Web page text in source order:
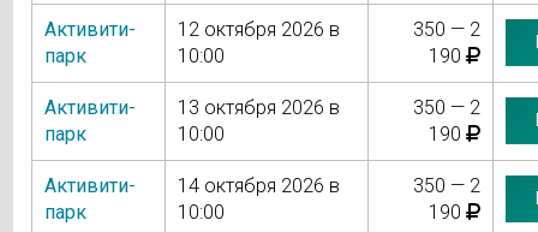
Активити-
парк
12 октября 2026 в
10:00
350 — 2
190
Активити-
парк
13 октября 2026 в
10:00
350 — 2
190
Активити-
парк
14 октября 2026 в
10:00
350 — 2
190